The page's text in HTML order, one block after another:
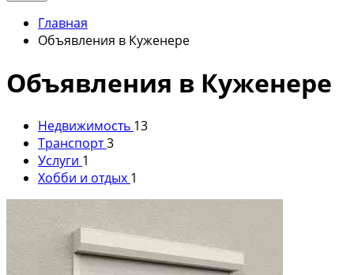
Главная
Объявления в Куженере
Объявления в Куженере
Недвижимость 13
Транспорт3
Услуги 1
Хобби и отдых 1